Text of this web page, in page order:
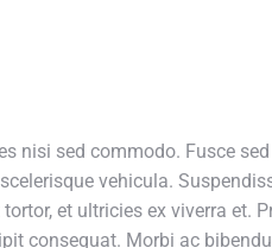
nisi sed commodo. Fusce
vehicula.
et ultricies ex viverra et.
consequat. Morbi ac